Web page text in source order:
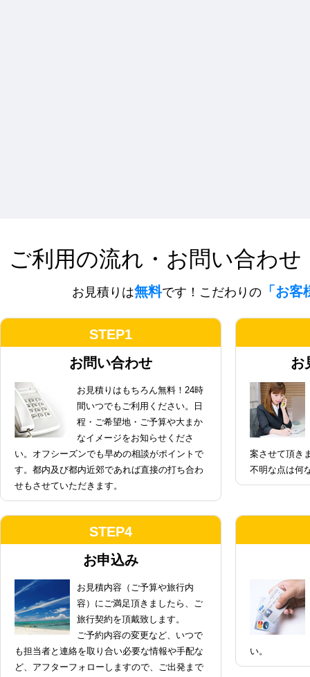
ご利用の流れ・お問い合わせ
お見積りは無料です！こだわりの 「お
STEP1
お問い合わせ
お見積りはもちろん無料！24時
間いつでもご利用ください。日
程・ご希望地・ご予算や大まか
なイメージをお知らせくださ
い。オフシーズンでも早めの相談がポイントで
す。都内及び都内近郊であれば直接の打ち合わ
せもさせていただきます。
お
案させて頂き
不明な点は何
STEP4
お申込み
お見積内容（ご予算や旅行内
容）にご満足頂きましたら、ご
旅行契約を頂戴致します。
ご予約内容の変更など、いつで
も担当者と連絡を取り合い必要な情報や手配な
ど、アフターフォローしますので、ご出発まで
い。